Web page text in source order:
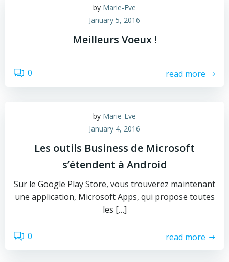
by Marie-Eve
January 5, 2016
Meilleurs Voeux !
0 read more
by Marie-Eve
January 4, 2016
Les outils Business de Microsoft
s’étendent à Android
Sur le Google Play Store, vous trouverez maintenant
une application, Microsoft Apps, qui propose toutes
les […]
0 read more